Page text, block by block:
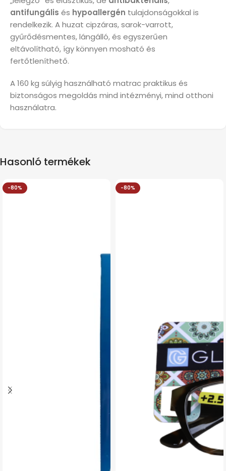
antifungális és hypoallergén tulajdonságokkal is
rendelkezik. A huzat cipzáras, sarok-varrott,
gyűrődésmentes, lángálló, és egyszerűen
eltávolítható, így könnyen mosható és
fertőtleníthető.
A 160 kg súlyig használható matrac praktikus és
biztonságos megoldás mind intézményi, mind otthoni
használatra.
Hasonló termékek
-80% -80%